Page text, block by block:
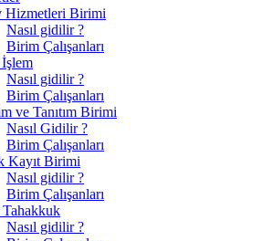
Hizmetleri Birimi
Nasıl gidilir ?
Birim Çalışanları
Nasıl gidilir ?
Birim Çalışanları
ve Tanıtım Birimi
Nasıl Gidilir ?
Birim Çalışanları
Kayıt Birimi
Nasıl gidilir ?
Birim Çalışanları
Nasıl gidilir ?